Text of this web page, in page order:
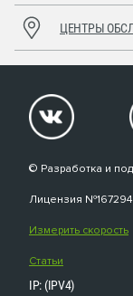
ЦЕНТРЫ
© Разработка и
Лицензия №167294
Измерить скорость
Статьи
IP: (IPV4)